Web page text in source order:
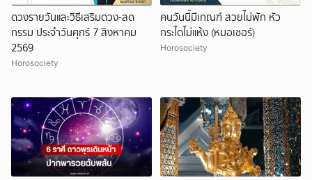
ดวงรายวันและวิธีเสริมดวง-ลด
กรรม ประจำวันศุกร์ 7 สิงหาคม
2569
Horosociety
คนวันนี้มีเกณฑ์ สวยไม่พัก หัว
กระไดไม่แห้ง (หมอเชอร์)
Horosociety